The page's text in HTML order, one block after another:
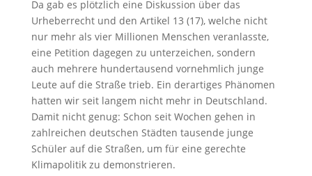
Da gab es plötzlich eine Diskussion über das
Urheberrecht und den Artikel 13 (17), welche nicht
nur mehr als vier Millionen Menschen veranlasste,
eine Petition dagegen zu unterzeichen, sondern
auch mehrere hundertausend vornehmlich junge
Leute auf die Straße trieb. Ein derartiges Phänomen
hatten wir seit langem nicht mehr in Deutschland.
Damit nicht genug: Schon seit Wochen gehen in
zahlreichen deutschen Städten tausende junge
Schüler auf die Straßen, um für eine gerechte
Klimapolitik zu demonstrieren.